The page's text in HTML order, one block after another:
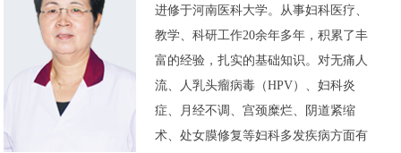
进修于河南医科大学。从事妇科医疗、
教学、科研工作20余年多年，积累了丰
富的经验，扎实的基础知识。对无痛人
流、人乳头瘤病毒（HPV）、妇科炎
症、月经不调、宫颈糜烂、阴道紧缩
术、处女膜修复等妇科多发疾病方面有